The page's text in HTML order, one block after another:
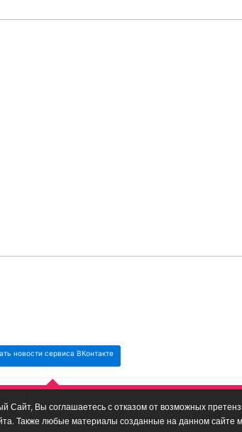
новости сервиса ВКонтакте
Сайт, Вы соглашаетесь с отказом от возможных
Также любые материалы созданные на данном сайте